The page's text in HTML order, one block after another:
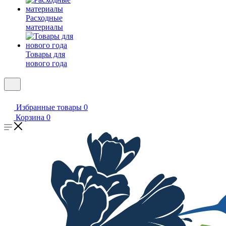
Расходные
материалы
Товары для
нового года
Избранные товары 0
Корзина 0